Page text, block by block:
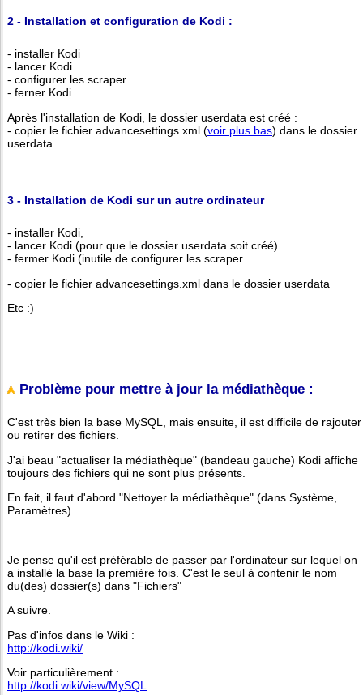
2 - Installation et configuration de Kodi :
- installer Kodi
- lancer Kodi
- configurer les scraper
- ferner Kodi
Après l'installation de Kodi, le dossier userdata est créé :
- copier le fichier advancesettings.xml (voir plus bas) dans le dossier
userdata
3 - Installation de Kodi sur un autre ordinateur
- installer Kodi,
- lancer Kodi (pour que le dossier userdata soit créé)
- fermer Kodi (inutile de configurer les scraper
- copier le fichier advancesettings.xml dans le dossier userdata
Etc :)
Problème pour mettre à jour la médiathèque :
C'est très bien la base MySQL, mais ensuite, il est difficile de rajouter
ou retirer des fichiers.
J'ai beau "actualiser la médiathèque" (bandeau gauche) Kodi affiche
toujours des fichiers qui ne sont plus présents.
En fait, il faut d'abord "Nettoyer la médiathèque" (dans Système,
Paramètres)
Je pense qu'il est préférable de passer par l'ordinateur sur lequel on
a installé la base la première fois. C'est le seul à contenir le nom
du(des) dossier(s) dans "Fichiers"
A suivre.
Pas d'infos dans le Wiki :
http://kodi.wiki/
Voir particulièrement :
http://kodi.wiki/view/MySQL